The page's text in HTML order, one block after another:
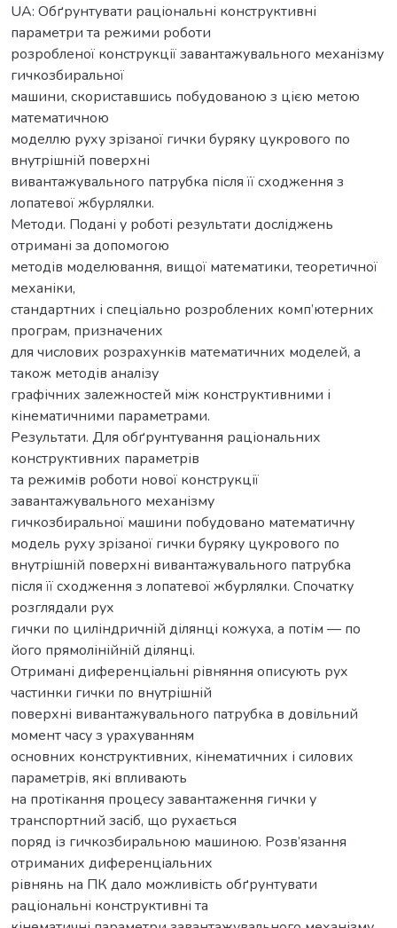
UA: Обґрунтувати раціональні конструктивні
параметри та режими роботи
розробленої конструкції завантажувального механізму
гичкозбиральної
машини, скориставшись побудованою з цією метою
математичною
моделлю руху зрізаної гички буряку цукрового по
внутрішній поверхні
вивантажувального патрубка після її сходження з
лопатевої жбурлялки.
Методи. Подані у роботі результати досліджень
отримані за допомогою
методів моделювання, вищої математики, теоретичної
механіки,
стандартних і спеціально розроблених комп’ютерних
програм, призначених
для числових розрахунків математичних моделей, а
також методів аналізу
графічних залежностей між конструктивними і
кінематичними параметрами.
Результати. Для обґрунтування раціональних
конструктивних параметрів
та режимів роботи нової конструкції
завантажувального механізму
гичкозбиральної машини побудовано математичну
модель руху зрізаної гички буряку цукрового по
внутрішній поверхні вивантажувального патрубка
після її сходження з лопатевої жбурлялки. Спочатку
розглядали рух
гички по циліндричній ділянці кожуха, а потім — по
його прямолінійній ділянці.
Отримані диференціальні рівняння описують рух
частинки гички по внутрішній
поверхні вивантажувального патрубка в довільний
момент часу з урахуванням
основних конструктивних, кінематичних і силових
параметрів, які впливають
на протікання процесу завантаження гички у
транспортний засіб, що рухається
поряд із гичкозбиральною машиною. Розв’язання
отриманих диференціальних
рівнянь на ПК дало можливість обґрунтувати
раціональні конструктивні та